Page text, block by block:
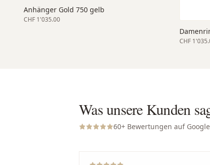
Anhänger Gold 750 gelb
CHF 1'035.00
CHF
Was unsere Kunden
60+ Bewertungen auf Google